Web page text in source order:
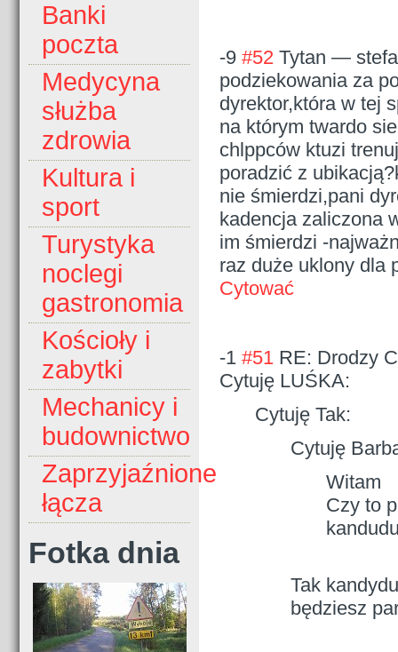
Banki
poczta
Medycyna
służba
zdrowia
Kultura i
sport
Turystyka
noclegi
gastronomia
Kościoły i
zabytki
Mechanicy i
budownictwo
Zaprzyjaźnione
łącza
Fotka dnia
-9 #52 Tytan —
podziekowania za
dyrektor,która w tej
na którym twardo
chlppców ktuzi
poradzić z
nie śmierdzi,pani
kadencja zaliczona
im śmierdzi -
raz duże uklony dla
Cytować
-1 #51 RE: Drodzy
Cytuję LUŚKA:
Cytuję Tak:
Cytuję
Witam
Czy to
Tak
będziesz